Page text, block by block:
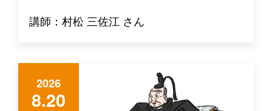
講師：村松 三佐江 さん
2026
8.20